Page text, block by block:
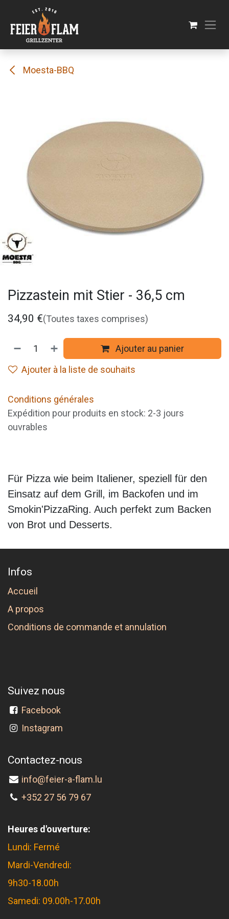
Se rendre au contenu
Moesta-BBQ
Pizzastein mit Stier - 36,5 cm
34,90 €(Toutes taxes comprises)
Ajouter au panier
Ajouter à la liste de souhaits
Conditions générales
Expédition pour produits en stock: 2-3 jours
ouvrables
Für Pizza wie beim Italiener, speziell für den
Einsatz auf dem Grill, im Backofen und im
Smokin'PizzaRing. Auch perfekt zum Backen
von Brot und Desserts.
Infos
Accueil
A propos
Conditions de commande et annulation
Suivez nous
Facebook
Instagram
Contactez-nous
info@feier-a-flam.lu
+352 27 56 79 67
Heures d'ouverture:
Lundi: Fermé
Mardi-Vendredi:
9h30-18.00h
Samedi: 09.00h-17.00h